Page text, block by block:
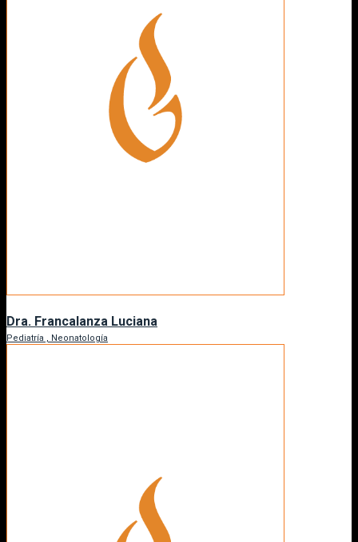
Dra. Francalanza Luciana
Pediatría , Neonatología